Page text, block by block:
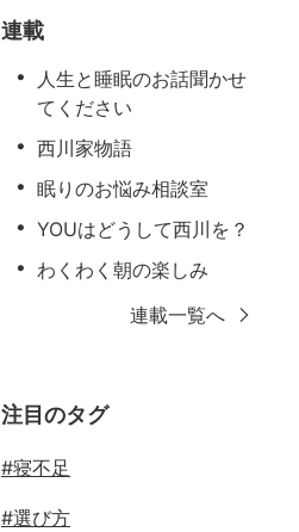
連載
人生と睡眠のお話聞かせ
てください
西川家物語
眠りのお悩み相談室
YOUはどうして西川を？
わくわく朝の楽しみ
連載一覧へ
注目のタグ
#寝不足
#選び方